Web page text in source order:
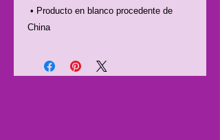
China